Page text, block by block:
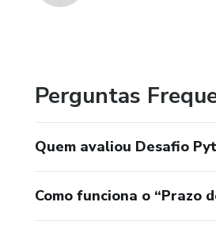
Perguntas
Quem avaliou Desafio
Como funciona o “Prazo